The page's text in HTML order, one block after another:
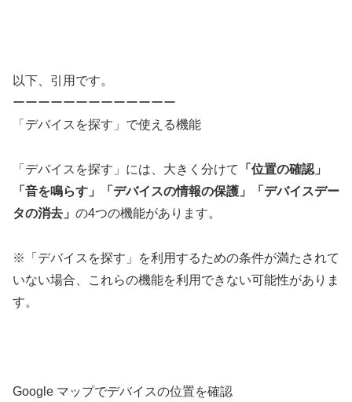
以下、引用です。
ーーーーーーーーーーーーー
「デバイスを探す」で使える機能
「デバイスを探す」には、大きく分けて
「位置の確認」
「音を鳴らす」「デバイスの情報の保護」「デバイスデー
タの消去」 の4つの機能があります。
※「デバイスを探す」を利用するための条件が満たされて
いない場合、これらの機能を利用できない可能性がありま
す。
Google マップでデバイスの位置を確認